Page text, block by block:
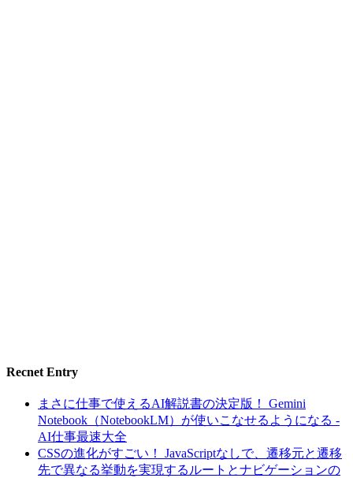
Recnet Entry
まさに仕事で使えるAI解説書の決定版！ Gemini
Notebook（NotebookLM）が使いこなせるようになる -
AI仕事最速大全
CSSの進化がすごい！ JavaScriptなしで、遷移元と遷移
先で異なる挙動を実現するルートとナビゲーションの